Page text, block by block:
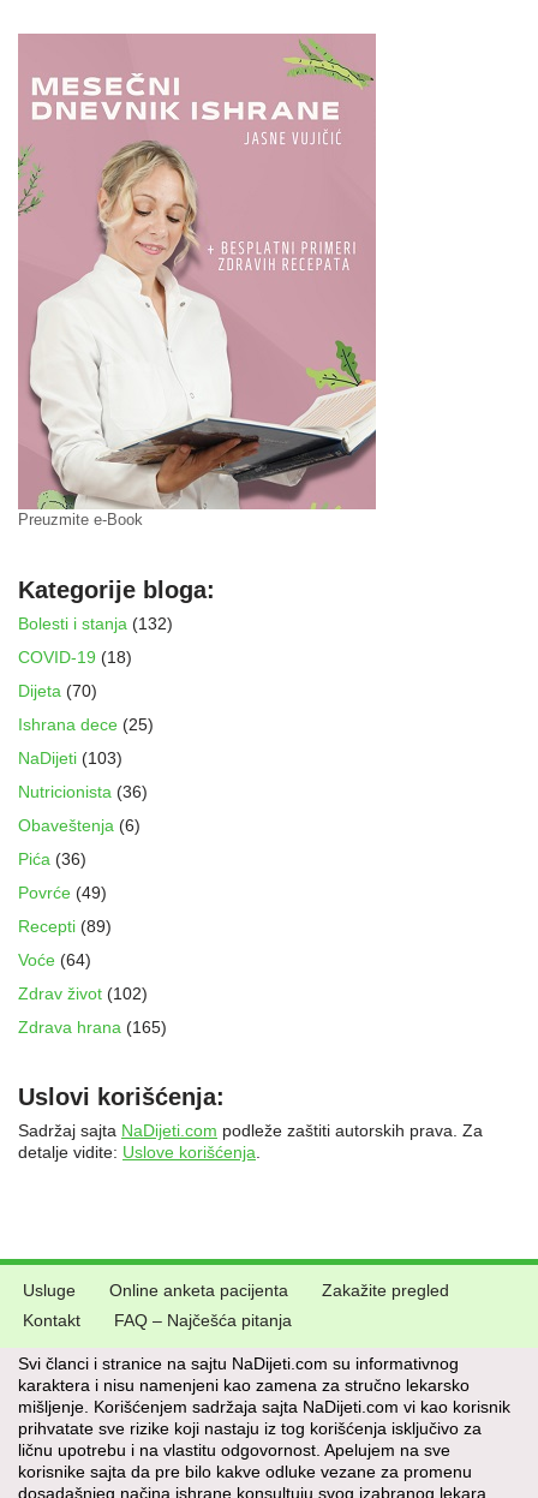
Preuzmite e-Book
Kategorije bloga:
Bolesti i stanja (132)
COVID-19 (18)
Dijeta (70)
Ishrana dece (25)
NaDijeti (103)
Nutricionista (36)
Obaveštenja (6)
Pića (36)
Povrće (49)
Recepti (89)
Voće (64)
Zdrav život (102)
Zdrava hrana (165)
Uslovi korišćenja:
Sadržaj sajta NaDijeti.com podleže zaštiti autorskih prava. Za
detalje vidite: Uslove korišćenja.
Usluge Online anketa pacijenta
Zakažite pregled
Kontakt
FAQ – Najčešća pitanja
Svi članci i stranice na sajtu NaDijeti.com su informativnog
karaktera i nisu namenjeni kao zamena za stručno lekarsko
mišljenje. Korišćenjem sadržaja sajta NaDijeti.com vi kao korisnik
prihvatate sve rizike koji nastaju iz tog korišćenja isključivo za
ličnu upotrebu i na vlastitu odgovornost. Apelujem na sve
korisnike sajta da pre bilo kakve odluke vezane za promenu
dosadašnjeg načina ishrane konsultuju svog izabranog lekara.